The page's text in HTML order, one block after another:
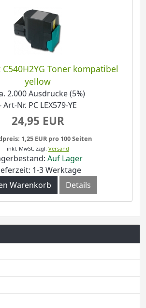
C540H2YG Toner kompatibel
yellow
2.000 Ausdrucke (5%)
Art-Nr. PC LEX579-YE
24,95 EUR
1,25 EUR pro 100 Seiten
inkl. MwSt. zzgl. Versand
Auf Lager
1-3 Werktage
Warenkorb
Details